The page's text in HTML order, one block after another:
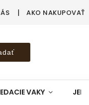
AKO NAKUPOVAŤ
VAKY